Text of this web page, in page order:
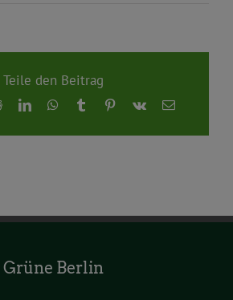
Teile den Beitrag
RedditLinkedInWhatsApp
TumblrPinterest
Vk
E-
Grüne Berlin